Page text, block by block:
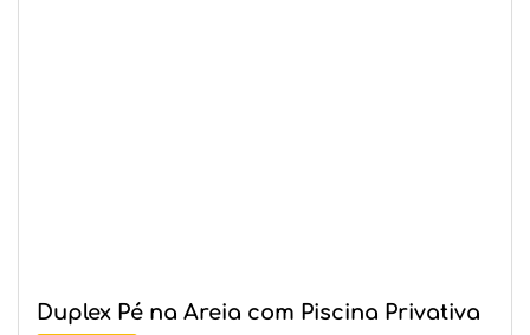
Duplex Pé na Areia com Piscina Privativa